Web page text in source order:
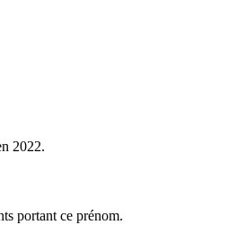
2022.
portant ce prénom.